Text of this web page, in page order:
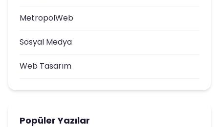
MetropolWeb
Sosyal Medya
Web Tasarım
Popüler Yazılar